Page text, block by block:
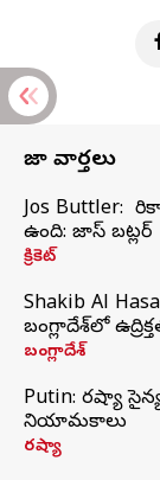
తాజా వార్తలు
Jos Buttler: నా
ఉంది: జాస్ బట్లర్
క్రికెట్
Shakib Al
బంగ్లాదేశ్‌లో
బంగ్లాదేశ్
Putin: రష్యా
నియామకాలు
రష్యా